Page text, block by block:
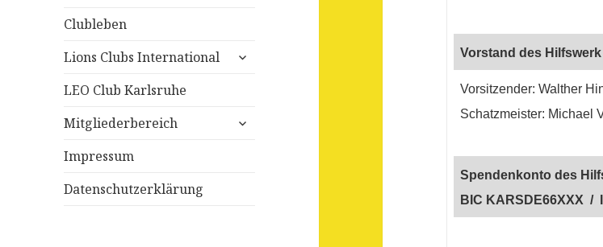
Clubleben
Lions Clubs International
untermenü
LEO Club Karlsruhe
Mitgliederbereich
untermenü
Impressum
Datenschutzerklärung
Vorstand des
Vorsitzender: Walther
Schatzmeister: Michael
Spendenkonto des
BIC KARSDE66XXX /